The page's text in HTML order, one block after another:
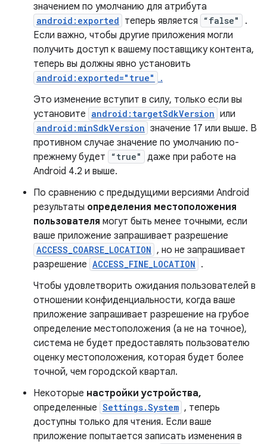
значением по умолчанию для атрибута
android:exported теперь является “false"
.
Если важно, чтобы другие приложения могли
получить доступ к вашему поставщику контента,
теперь вы должны явно установить
android:exported="true"
.
Это изменение вступит в силу, только если вы
установите android:targetSdkVersion или
android:minSdkVersion значение 17 или выше. В
противном случае значение по умолчанию по-
прежнему будет
“true"
даже при работе на
Android 4.2 и выше.
По сравнению с предыдущими версиями Android
результаты определения местоположения
пользователя могут быть менее точными, если
ваше приложение запрашивает разрешение
ACCESS_COARSE_LOCATION , но не запрашивает
разрешение ACCESS_FINE_LOCATION .
Чтобы удовлетворить ожидания пользователей в
отношении конфиденциальности, когда ваше
приложение запрашивает разрешение на грубое
определение местоположения (а не на точное),
система не будет предоставлять пользователю
оценку местоположения, которая будет более
точной, чем городской квартал.
Некоторые настройки устройства,
определенные Settings.System , теперь
доступны только для чтения. Если ваше
приложение попытается записать изменения в